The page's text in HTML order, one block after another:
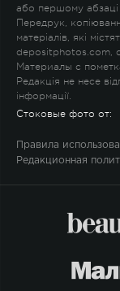
або першому абзаці
Передрук,
матеріалів, які
depositphotos.com,
Материалы с
Редакція не несе
інформації.
Стоковые фото от:
Правила
Редакционная